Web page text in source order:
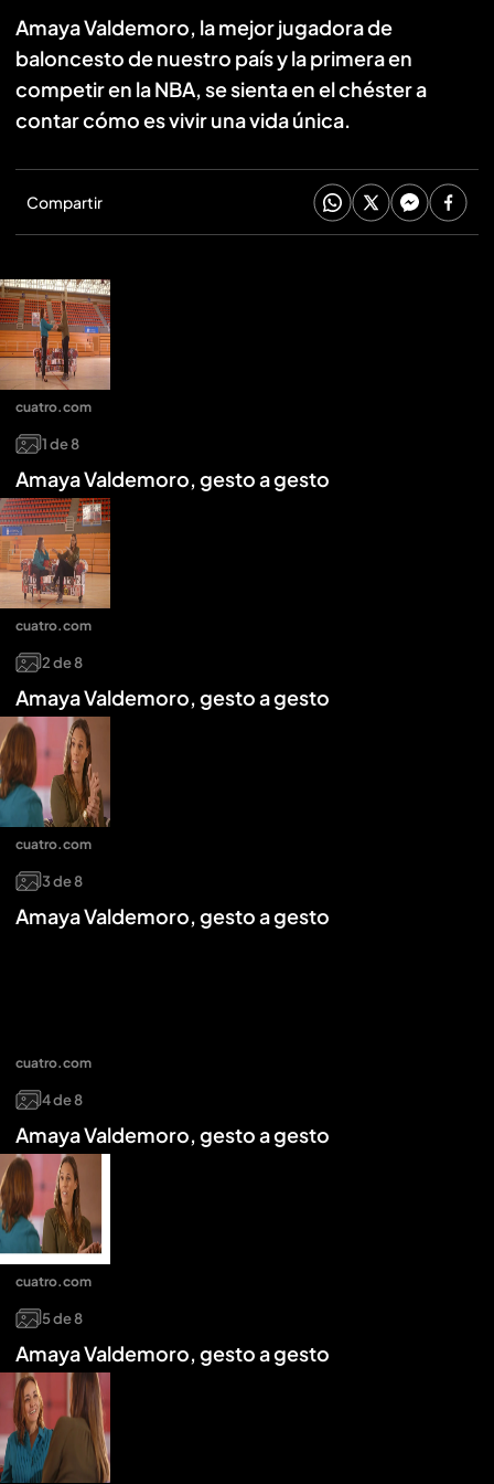
Amaya Valdemoro, la mejor jugadora de
baloncesto de nuestro país y la primera en
competir en la NBA, se sienta en el chéster a
contar cómo es vivir una vida única.
Compartir
1de8
Amaya Valdemoro, gesto a gesto
cuatro.com
2de8
Amaya Valdemoro, gesto a gesto
cuatro.com
3de8
Amaya Valdemoro, gesto a gesto
cuatro.com
4de8
Amaya Valdemoro, gesto a gesto
cuatro.com
5de8
Amaya Valdemoro, gesto a gesto
cuatro.com